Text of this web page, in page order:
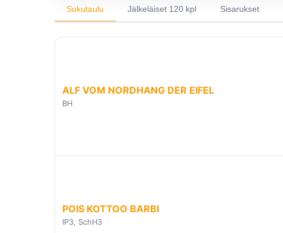
Sukutaulu Jälkeläiset 120 kpl Sisarukset
ALF VOM NORDHANG DER EIFEL
BH
POIS KOTTOO BARBI
IP3, SchH3